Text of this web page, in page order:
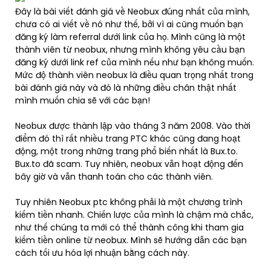
​Đây là bài viết đánh giá về Neobux đúng nhất của mình,
chưa có ai viết về nó như thế, bởi vì ai cũng muốn bạn
đăng ký làm referral dưới link của họ. Mình cũng là một
thành viên từ neobux, nhưng mình không yêu cầu bạn
đăng ký dưới link ref của mình nếu như bạn không muốn.
Mức độ thành viên neobux là điều quan trọng nhất trong
bài đánh giá này và đó là những điều chân thật nhất
mình muốn chia sẽ với các bạn!
Neobux được thành lập vào tháng 3 năm 2008. Vào thời
điểm đó thì rất nhiều trang PTC khác cũng đang hoạt
động, một trong những trang phổ biến nhất là Bux.to.
Bux.to đã scam. Tuy nhiên, neobux vẫn hoạt động đến
bây giờ và vẫn thanh toán cho các thành viên.
Tuy nhiên Neobux ptc không phải là một chương trình
kiếm tiền nhanh. Chiến lược của mình là chậm mà chắc,
như thế chúng ta mới có thể thành công khi tham gia
kiếm tiền online từ neobux. Mình sẽ hướng dẫn các bạn
cách tối ưu hóa lợi nhuận bằng cách này.